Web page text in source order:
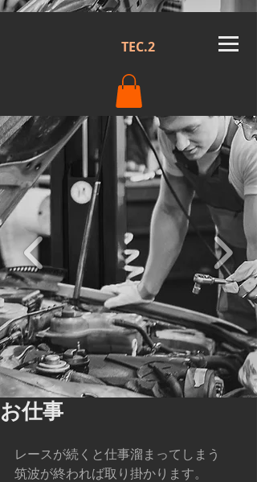
TEC.2
お仕事
レースが続くと仕事溜まってしまう
筑波が終われば取り掛かります。